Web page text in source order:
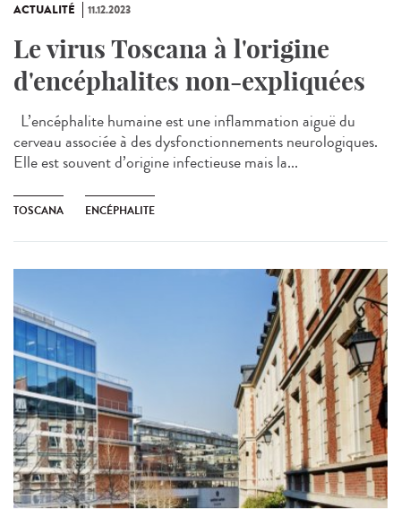
ACTUALITÉ 11.12.2023
Le virus Toscana à l'origine
d'encéphalites non-expliquées
L’encéphalite humaine est une inflammation aiguë du
cerveau associée à des dysfonctionnements neurologiques.
Elle est souvent d’origine infectieuse mais la...
TOSCANA ENCÉPHALITE